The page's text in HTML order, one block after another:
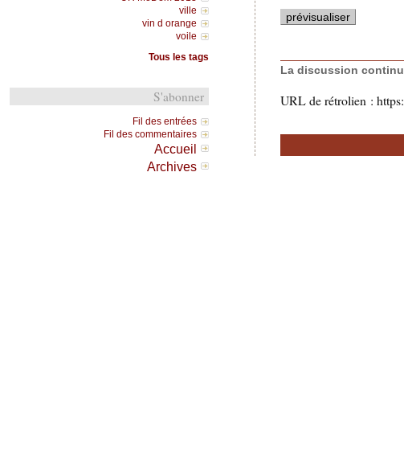
La discussion
URL de rétrolien :
ville
vin d orange
voile
Tous les tags
S'abonner
Fil des entrées
Fil des commentaires
Accueil
Archives